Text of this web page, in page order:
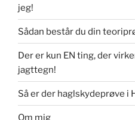
jeg!
Sådan består du din
Der er kun EN ting, der
jagttegn!
Så er der haglskydeprøve i
Om mig